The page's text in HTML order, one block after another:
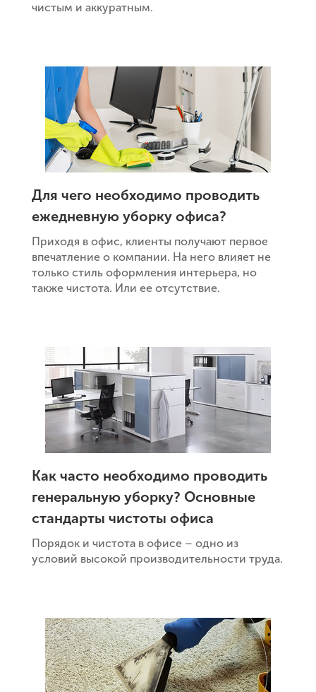
чистым и аккуратным.
Для чего необходимо проводить
ежедневную уборку офиса?
Приходя в офис, клиенты получают первое
впечатление о компании. На него влияет не
только стиль оформления интерьера, но
также чистота. Или ее отсутствие.
Как часто необходимо проводить
генеральную уборку? Основные
стандарты чистоты офиса
Порядок и чистота в офисе – одно из
условий высокой производительности труда.